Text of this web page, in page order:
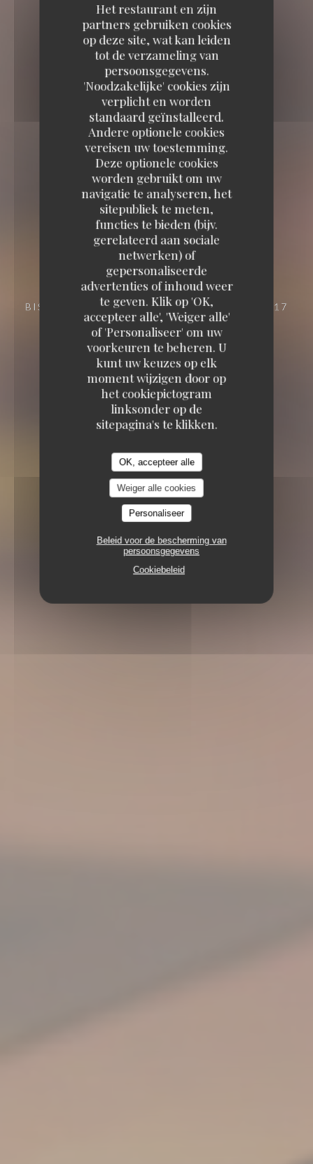
Het restaurant en zijn
partners gebruiken cookies
op deze site, wat kan leiden
tot de verzameling van
persoonsgegevens.
'Noodzakelijke' cookies zijn
verplicht en worden
standaard geïnstalleerd.
Andere optionele cookies
vereisen uw toestemming.
Deze optionele cookies
worden gebruikt om uw
navigatie te analyseren, het
sitepubliek te meten,
functies te bieden (bijv.
gerelateerd aan sociale
netwerken) of
gepersonaliseerde
advertenties of inhoud weer
te geven. Klik op 'OK,
accepteer alle', 'Weiger alle'
of 'Personaliseer' om uw
voorkeuren te beheren. U
kunt uw keuzes op elk
moment wijzigen door op
het cookiepictogram
linksonder op de
sitepagina's te klikken.
OK, accepteer alle
Weiger alle cookies
Personaliseer
Beleid voor de bescherming van
persoonsgegevens
Cookiebeleid
Gare au Gorille
BISTRONOMIQUE
68 RUE DES DAMES 75017
PARIS
Gare au Gorille